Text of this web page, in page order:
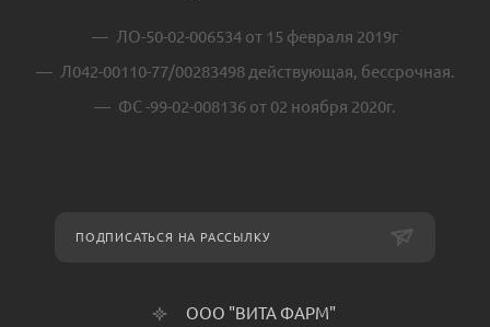
ЛО-50-02-006534 от 15 февраля 2019г
Л042-00110-77/00283498 действующая, бессрочная.
ФС -99-02-008136 от 02 ноября 2020г.
ПОДПИСАТЬСЯ НА РАССЫЛКУ
ООО "ВИТА ФАРМ"